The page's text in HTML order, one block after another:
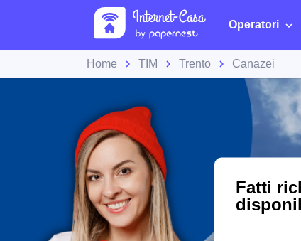
Operatori
Home TIM Trento Canazei